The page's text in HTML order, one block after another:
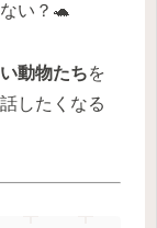
い？🐢
動物たちを
したくなる